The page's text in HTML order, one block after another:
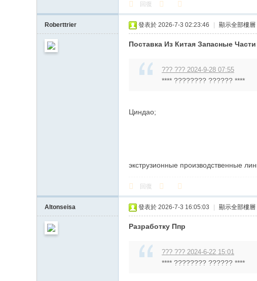
回復
Roberttrier 發表於 2026-7-3 02:23:46 顯示全部樓層
Поставка Из Китая Запасные Части
??? ??? 2024-9-28 07:55
**** ???????? ?????? ****
Циндао;
экструзионные производственные
回復
Altonseisa 發表於 2026-7-3 16:05:03 顯示全部樓層
Разработку Ппр
??? ??? 2024-6-22 15:01
**** ???????? ?????? ****